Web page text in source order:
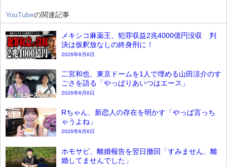
YouTubeの関連記事
メキシコ麻薬王、犯罪収益2兆4000億円没収 判
決は仮釈放なしの終身刑に！
2026年8月6日
二宮和也、東京ドームを1人で埋める山田涼介のす
ごさを語る「やっぱりあいつはエース」
2026年8月6日
Rちゃん、新恋人の存在を明かす「やっぱ言っち
ゃうよね」
2026年8月6日
ホモサピ、離婚報告を翌日撤回「すみません、離
婚してませんでした」